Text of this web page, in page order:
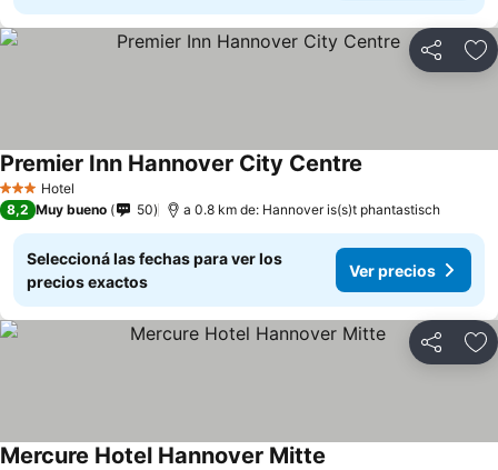
Compartir
3 Estrellas
Hotel
Premier Inn Hannover City Centre
8,2 Muy bueno 50 a 0.8 km de: Hannover is(s)t phantastisch
Seleccioná las fechas para ver los
precios exactos
Ver precios
Compartir
Mercure Hotel Hannover Mitte